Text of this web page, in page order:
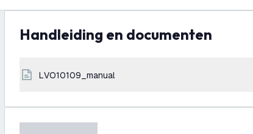
Handleiding en documenten
LVO10109_manual